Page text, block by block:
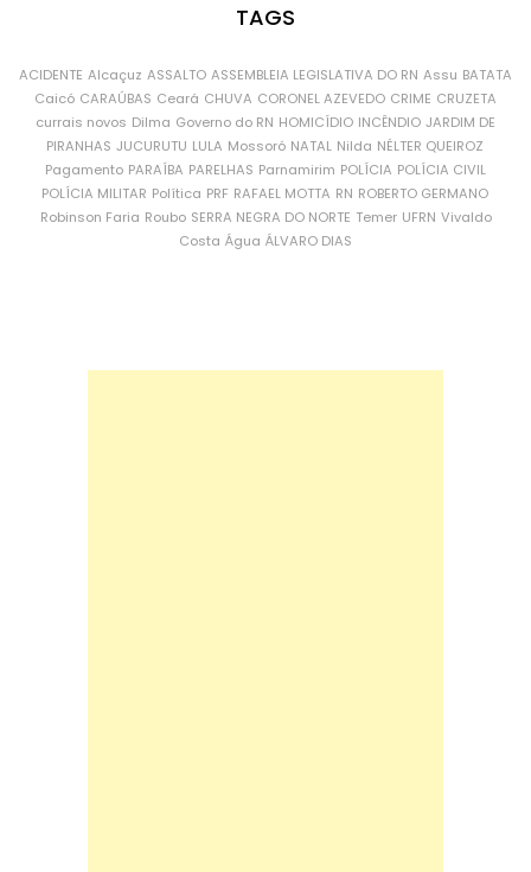
TAGS
ACIDENTE Alcaçuz ASSALTO ASSEMBLEIA LEGISLATIVA DO RN Assu BATATA
Caicó CARAÚBAS Ceará CHUVA CORONEL AZEVEDO CRIME CRUZETA
currais novos Dilma Governo do RN HOMICÍDIO INCÊNDIO JARDIM DE
PIRANHAS JUCURUTU LULA Mossoró NATAL Nilda NÉLTER QUEIROZ
Pagamento PARAÍBA PARELHAS Parnamirim POLÍCIA POLÍCIA CIVIL
POLÍCIA MILITAR Política PRF RAFAEL MOTTA RN ROBERTO GERMANO
Robinson Faria Roubo SERRA NEGRA DO NORTE Temer UFRN Vivaldo
Costa Água ÁLVARO DIAS